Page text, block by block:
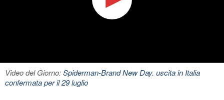
Video del Giorno:Spiderman-Brand New Day. uscita in Italia
confermata per il 29 luglio